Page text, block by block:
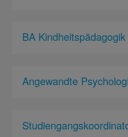
BA Kindheitspädagogik
Angewandte